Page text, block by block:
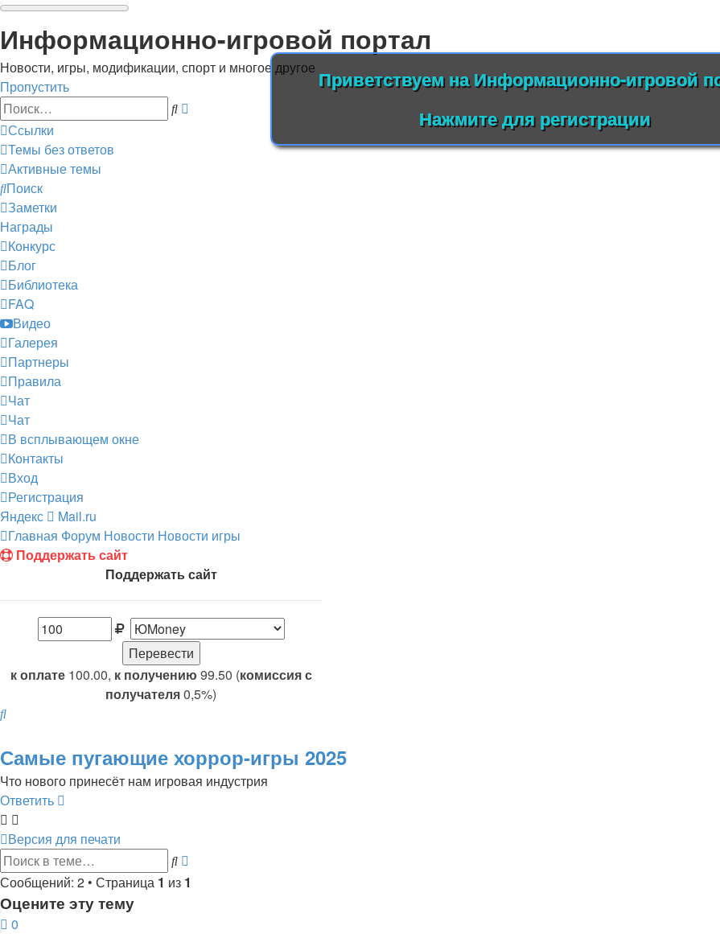
Приветствуем на Информационно-игровой
Нажмите для регистрации
Информационно-игровой портал
Новости, игры, модификации, спорт и многое другое
Пропустить
Поиск
Ссылки
Темы без ответов
Активные темы
Поиск
Заметки
Награды
Конкурс
Блог
Библиотека
FAQ
Видео
Галерея
Партнеры
Правила
Чат
Чат
В всплывающем окне
Контакты
Вход
Регистрация
Яндекс
Mail.ru
Главная Форум Новости Новости игры
Поддержать сайт
Поддержать сайт
к оплате100.00, к получению 99.50 (комиссия с
получателя0,5%)
Поиск
Самые пугающие хоррор-игры 2025
Что нового принесёт нам игровая индустрия
Ответить
Версия для печати
Поиск
поиск
Сообщений: 2 • Страница 1 из 1
Оцените эту тему
0